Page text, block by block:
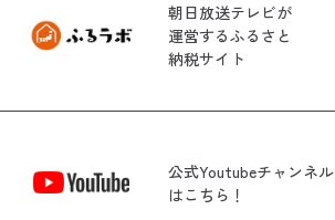
朝日放送テレビが
運営するふるさと
納税サイト
公式Youtubeチャンネル
はこちら！